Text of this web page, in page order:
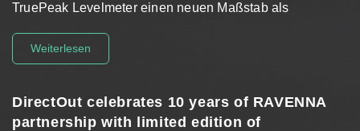
TruePeak Levelmeter einen neuen Maßstab als
Weiterlesen
DirectOut celebrates 10 years of RAVENNA
partnership with limited edition of